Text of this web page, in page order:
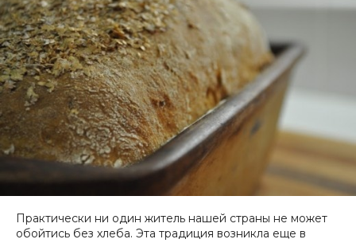
Практически ни один житель нашей страны не может
обойтись без хлеба. Эта традиция возникла еще в